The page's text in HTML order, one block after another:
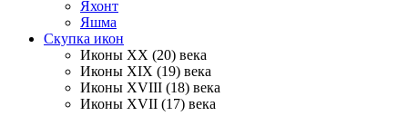
Яхонт
Яшма
Скупка икон
Иконы XX (20) века
Иконы XIX (19) века
Иконы XVIII (18) века
Иконы XVII (17) века